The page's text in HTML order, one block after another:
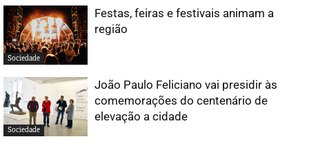
Sociedade
Festas, feiras e festivais animam a
região
Sociedade
João Paulo Feliciano vai presidir às
comemorações do centenário de
elevação a cidade